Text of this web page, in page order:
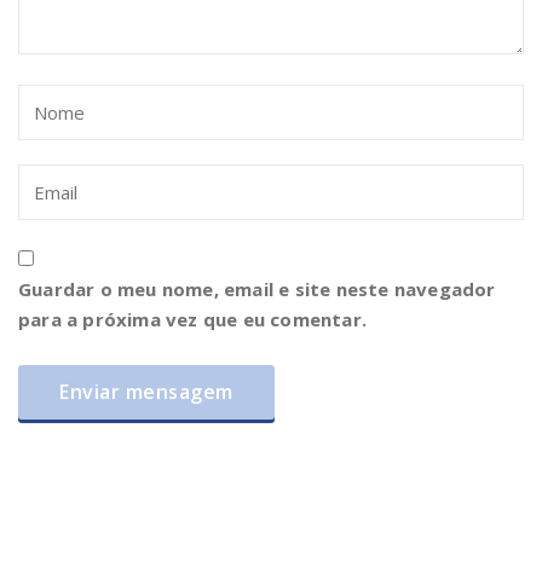
Guardar o meu nome, email e site neste navegador
para a próxima vez que eu comentar.